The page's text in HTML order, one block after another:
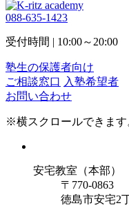
088-635-1423
受付時間 | 10:00～20:00
塾生の保護者向け
ご相談窓口 入塾希望者
お問い合わせ
※横スクロールできます
安宅教室（本部）
〒770-0863
徳島市安宅2